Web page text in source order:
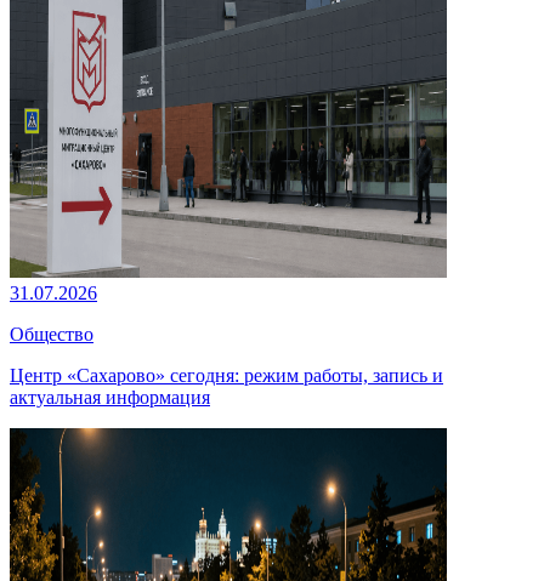
31.07.2026
Общество
Центр «Сахарово» сегодня: режим работы, запись и
актуальная информация